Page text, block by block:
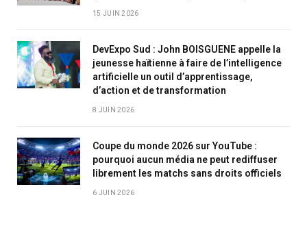
15 JUIN 2026
DevExpo Sud : John BOISGUENE appelle la
jeunesse haïtienne à faire de l’intelligence
artificielle un outil d’apprentissage,
d’action et de transformation
8 JUIN 2026
Coupe du monde 2026 sur YouTube :
pourquoi aucun média ne peut rediffuser
librement les matchs sans droits officiels
6 JUIN 2026